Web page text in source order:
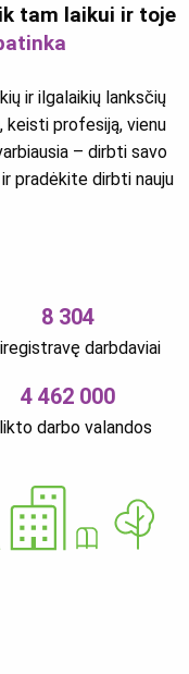
tam laikui ir toje
ir ilgalaikių lanksčių
keisti profesiją, vienu
– dirbti savo
pradėkite dirbti nauju
8 304
darbdaviai
4 462 000
darbo valandos